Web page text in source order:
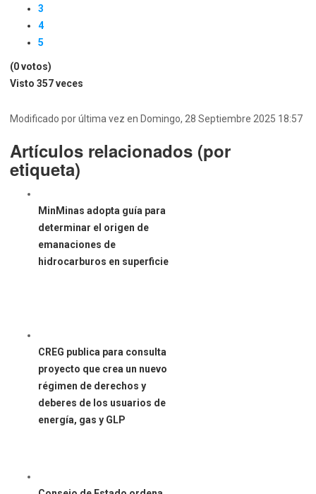
3
4
5
(0 votos)
Visto 357 veces
Modificado por última vez en Domingo, 28 Septiembre 2025 18:57
Artículos relacionados (por
etiqueta)
MinMinas adopta guía para
determinar el origen de
emanaciones de
hidrocarburos en superficie
CREG publica para consulta
proyecto que crea un nuevo
régimen de derechos y
deberes de los usuarios de
energía, gas y GLP